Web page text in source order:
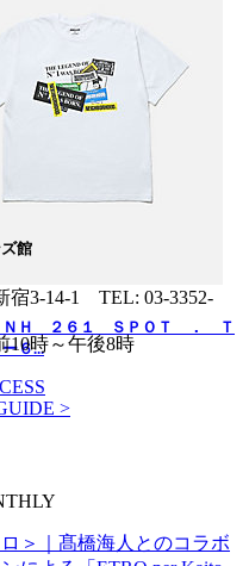
ＮＨ ２６１ ＳＰＯＴ ． Ｔ
６...
館
宿3-14-1 TEL: 03-3352-
10時～午後8時
>